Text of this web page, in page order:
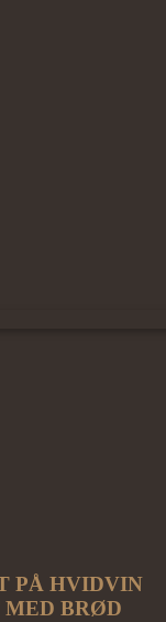
PÅ HVIDVIN
MED BRØD